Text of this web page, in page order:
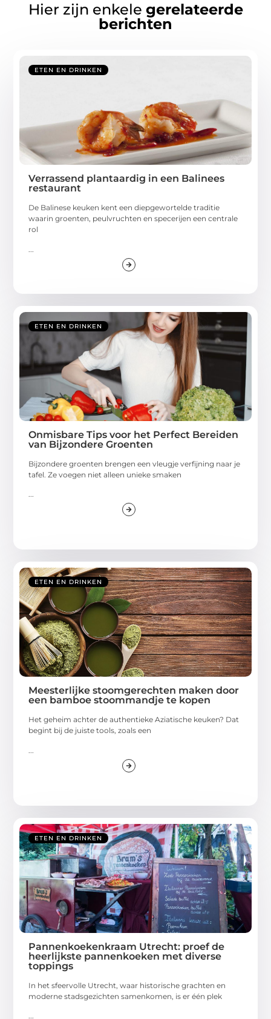
Hier zijn enkele gerelateerde
berichten
ETEN EN DRINKEN
Verrassend plantaardig in een Balinees
restaurant
De Balinese keuken kent een diepgewortelde traditie
waarin groenten, peulvruchten en specerijen een centrale
rol
ETEN EN DRINKEN
Onmisbare Tips voor het Perfect Bereiden
van Bijzondere Groenten
Bijzondere groenten brengen een vleugje verfijning naar je
tafel. Ze voegen niet alleen unieke smaken
...
ETEN EN DRINKEN
Meesterlijke stoomgerechten maken door
een bamboe stoommandje te kopen
Het geheim achter de authentieke Aziatische keuken? Dat
begint bij de juiste tools, zoals een
ETEN EN DRINKEN
Pannenkoekenkraam Utrecht: proef de
heerlijkste pannenkoeken met diverse
toppings
In het sfeervolle Utrecht, waar historische grachten en
moderne stadsgezichten samenkomen, is er één plek
...